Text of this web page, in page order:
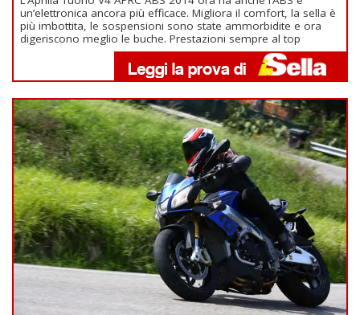
un’elettronica ancora più efficace. Migliora il comfort, la sella è
più imbottita, le sospensioni sono state ammorbidite e ora
digeriscono meglio le buche. Prestazioni sempre al top